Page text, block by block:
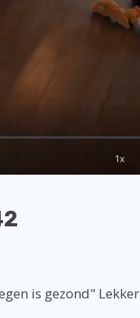
is gezond" Lekker